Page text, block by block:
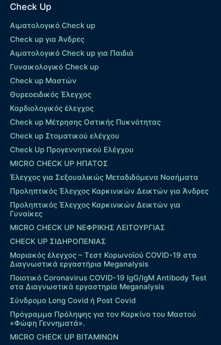
Check Up
Αιματολογικό Check up
Check up για Άνδρες
Αιματολογικό Check up για Παιδιά
Γυναικολογικό Check up
Check up Μαστών
Θυρεοειδικός Έλεγχος
Καρδιολογικός έλεγχος
Check up Mέτρησης Οστικής Πυκνότητας
Check up Στοματικού ελέγχου
Check Up Προγεννητικού Ελέγχου
MICRO CHECK UP HΠΑΤΟΣ
Έλεγχος για Σεξουαλικώς Μεταδιδόμενα Νοσήματα
Προληπτικός Έλεγχος Καρκινικών Δεικτών για Άνδρες
Προληπτικός Έλεγχος Καρκινικών Δεικτών για
Γυναίκες
MICRO CHECK UP ΝΕΦΡΙΚΗΣ ΛΕΙΤΟΥΡΓΙΑΣ
CHECK UP ΣΙΔΗΡΟΠΕΝΙΑΣ
Μοριακός έλεγχος – Τεστ Κορωνοϊού COVID-19 στα
Διαγνωστικά εργαστήρια Meganalysis
Ποιοτικό Coronavirus COVID-19 IgG/IgM Antibody Test
στα Διαγνωστικά εργαστηρία Meganalysis
Σύνδρομο Long Covid ή Post Covid
Πρόγραμμα Πρόληψης για τον Καρκίνο του Μαστού
«Φώφη Γεννηματά».
MICRO CHECK UP ΒΙΤΑΜΙΝΩΝ